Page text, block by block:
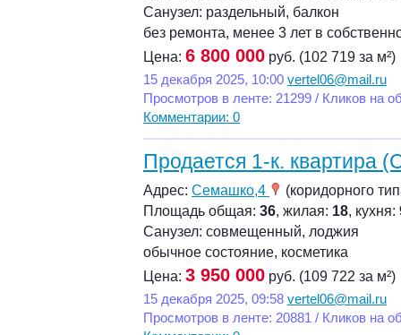
Санузел: раздельный, балкон
без ремонта, менее 3 лет в
Цена: 6 800 000 руб. (102 719 за м²)
15 декабря 2025, 10:00 vertel06@mail.ru
Просмотров в ленте: 21299 / Кликов на
Комментарии: 0
Продается 1-к. квартира
Адрес: Семашко,4
(коридорного
Площадь общая: 36, жилая: 18, кухня:
Санузел: совмещенный, лоджия
обычное состояние, косметика
Цена: 3 950 000 руб. (109 722 за м²)
15 декабря 2025, 09:58 vertel06@mail.ru
Просмотров в ленте: 20881 / Кликов на